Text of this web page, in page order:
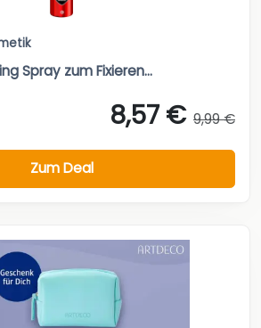
Spray zum Fixieren...
8,57 € 9,99 €
Zum Deal